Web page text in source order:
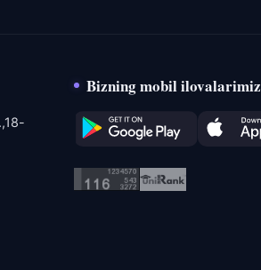
Bizning mobil ilovalarimiz